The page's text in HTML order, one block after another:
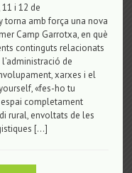
i 12 de
torna amb força una nova
Camp Garrotxa, en què
continguts relacionats
de
xarxes i el
«fes-ho tu
completament
rural, envoltats de les
[…]